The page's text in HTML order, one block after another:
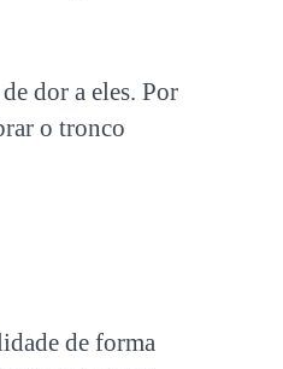
dor a eles. Por
o tronco
de forma